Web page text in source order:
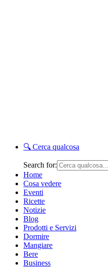
🔍 Cerca qualcosa
Search for:
Home
Cosa vedere
Eventi
Ricette
Notizie
Blog
Prodotti e Servizi
Dormire
Mangiare
Bere
Business